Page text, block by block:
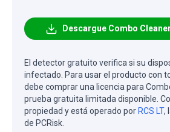
Descargue Combo
El detector gratuito verifica si su
infectado. Para usar el producto con
debe comprar una licencia para
prueba gratuita limitada disponible.
propiedad y está operado por RCS LT,
de PCRisk.